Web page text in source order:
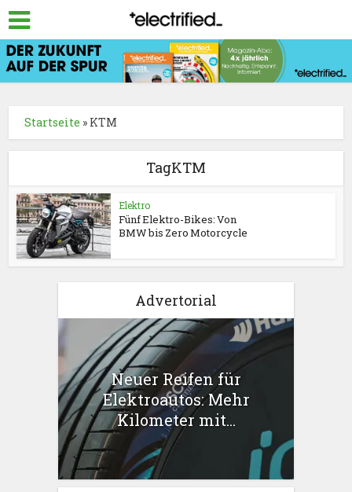
Startseite » KTM
TagKTM
Elektro
Fünf Elektro-Bikes: Von
BMW bis Zero Motorcycle
Advertorial
Neuer Reifen für
Elektroautos: Mehr
Kilometer mit...